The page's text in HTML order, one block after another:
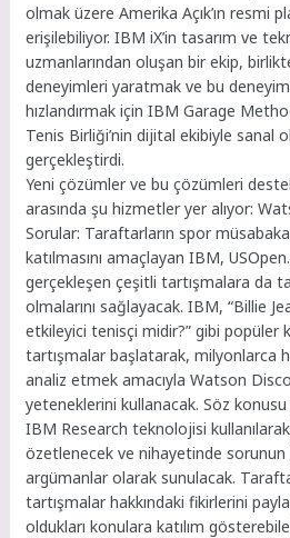
olmak üzere Amerika Açık’ın resmi
erişilebiliyor. IBM iX’in tasarım ve
uzmanlarından oluşan bir ekip,
deneyimleri yaratmak ve bu
hızlandırmak için IBM Garage
Tenis Birliği’nin dijital ekibiyle sanal
gerçekleştirdi.
Yeni çözümler ve bu çözümleri
arasında şu hizmetler yer alıyor:
Sorular: Taraftarların spor
katılmasını amaçlayan IBM,
gerçekleşen çeşitli tartışmalara da
olmalarını sağlayacak. IBM, “Billie
etkileyici tenisçi midir?” gibi popüler
tartışmalar başlatarak, milyonlarca
analiz etmek amacıyla Watson
yeteneklerini kullanacak. Söz konusu
IBM Research teknolojisi
özetlenecek ve nihayetinde sorunun
argümanlar olarak sunulacak.
tartışmalar hakkındaki fikirlerini
oldukları konulara katılım